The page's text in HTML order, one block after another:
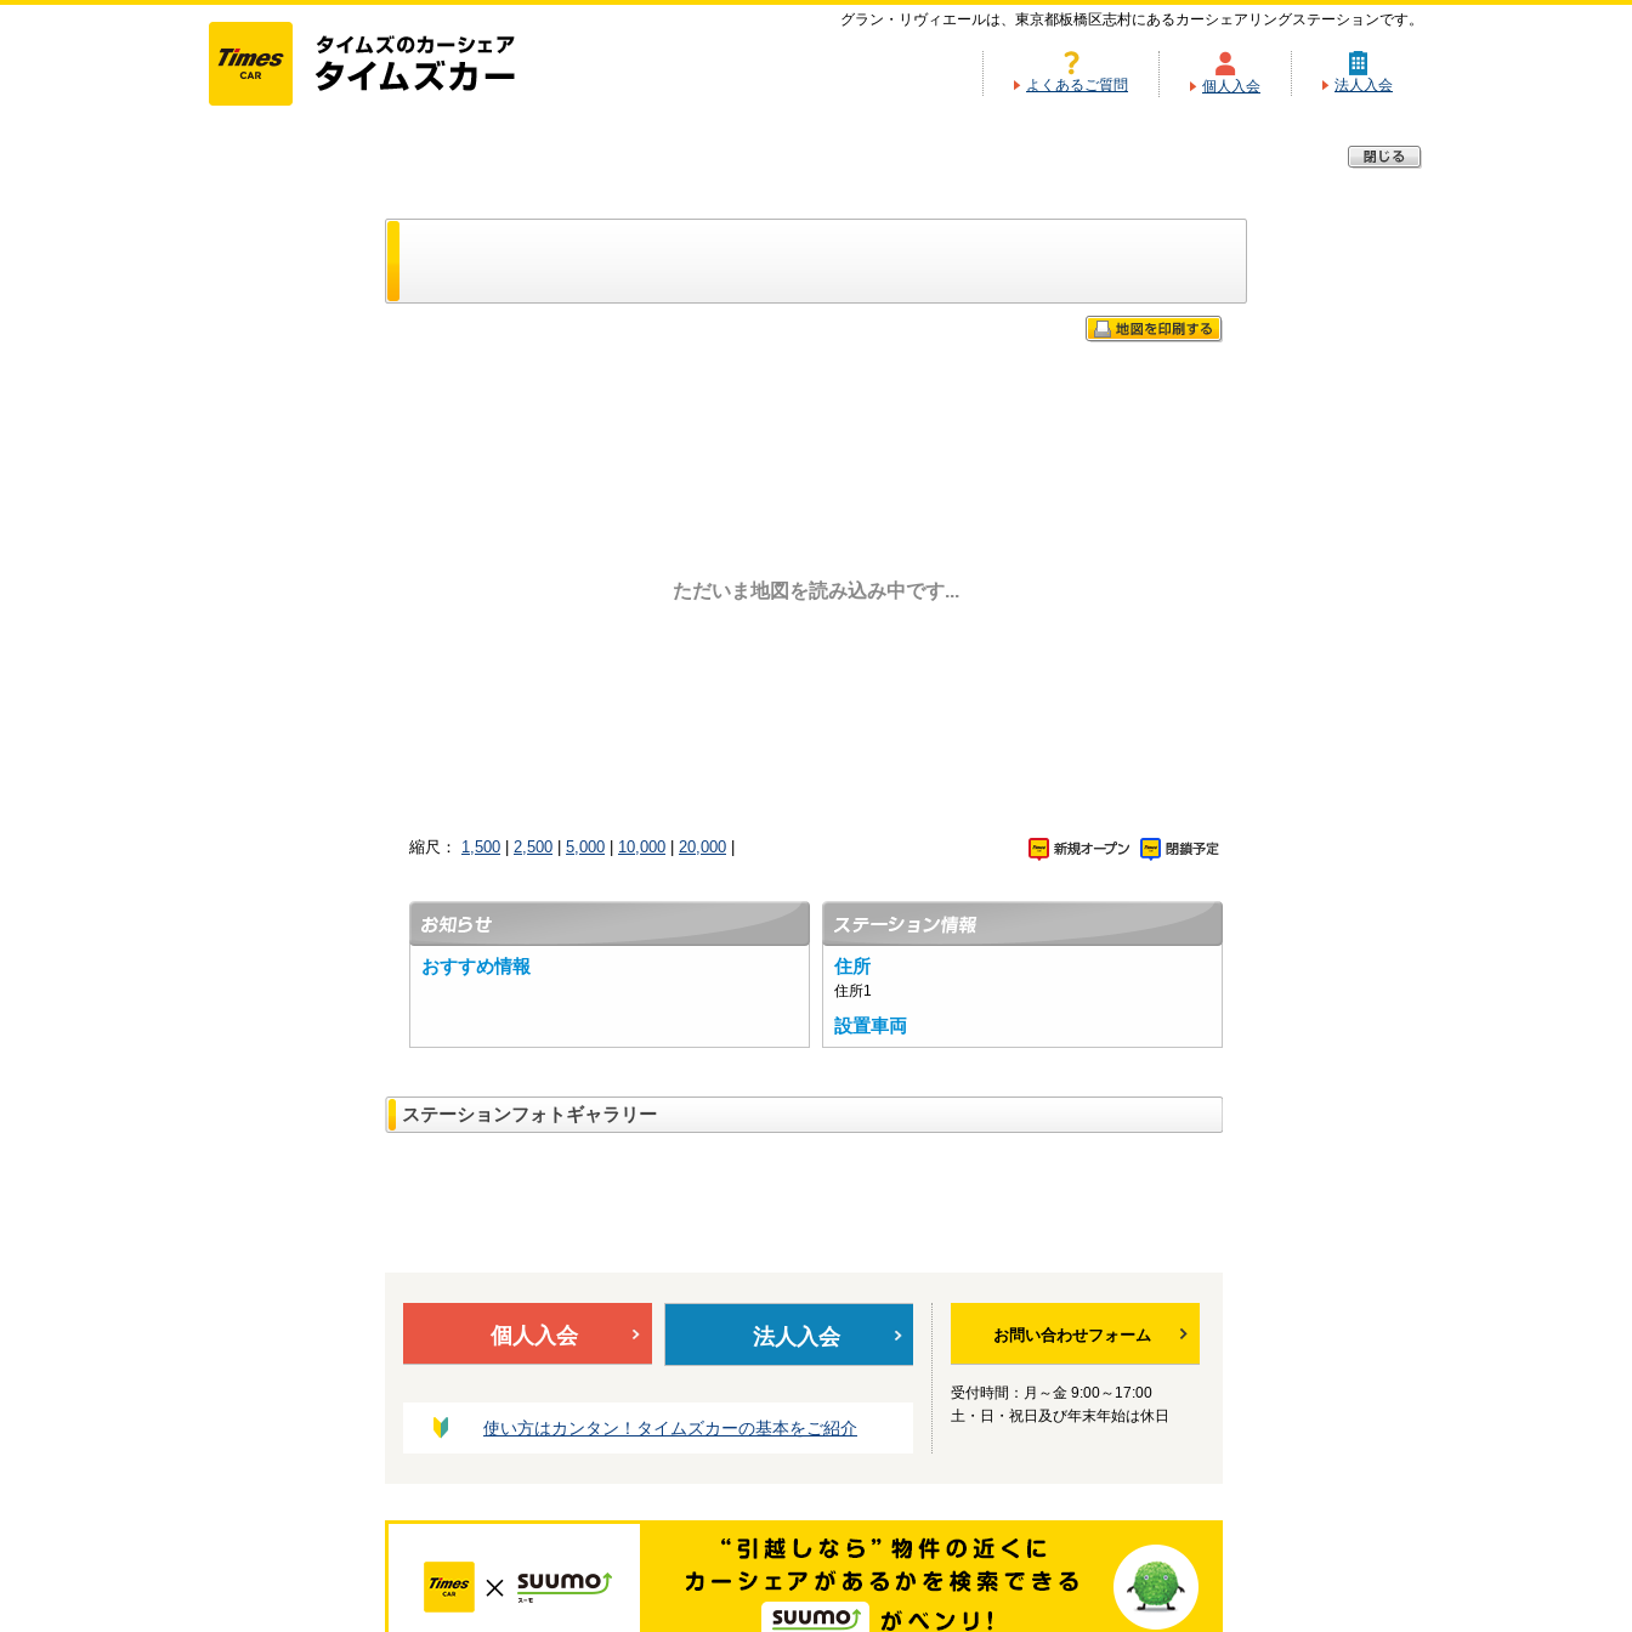
グラン・リヴィエールは、東京都板橋区志村にあるカーシェアリングステーションです。
よくあるご質問 個人入会 法人入会
ただいま地図を読み込み中です...
縮尺： 1,500 2,500 5,000 10,000 20,000
おすすめ情報 住所
住所1
設置車両
ステーションフォトギャラリー
個人入会 法人入会
使い方はカンタン！タイムズカーの基本をご紹介
お問い合わせフォーム
受付時間：月～金 9:00～17:00
土・日・祝日及び年末年始は休日